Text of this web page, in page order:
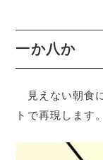
一か八か
見えない朝食
トで再現します。